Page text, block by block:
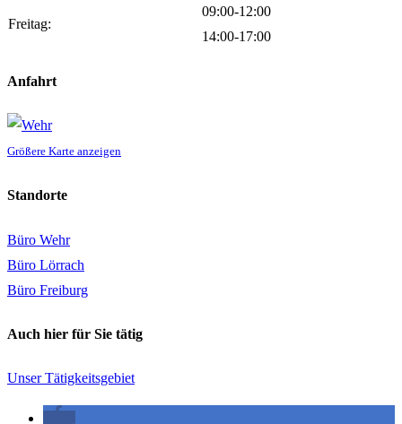
Freitag:
09:00-12:00
14:00-17:00
Anfahrt
Größere Karte anzeigen
Standorte
Büro Wehr
Büro Lörrach
Büro Freiburg
Auch hier für Sie tätig
Unser Tätigkeitsgebiet